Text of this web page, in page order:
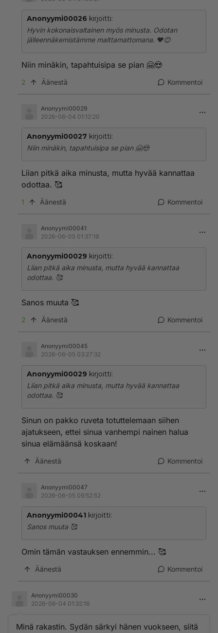
Anonyymi00026 kirjoitti:
Hyvin kokonaisvaltainen myös minusta. Odotan
jälleennäkemistämme malttamattomana. ❤️😊
Niin minäkin, tapahtuisipa se pian 🤗😍
2 Äänestä Kommentoi
Anonyymi00029
2026-06-04 01:12:20
Anonyymi00027 kirjoitti:
Niin minäkin, tapahtuisipa se pian 🤗😍
Liian pitkä aika minusta, mutta hyvää kannattaa
odottaa. 🥰
1 Äänestä Kommentoi
Anonyymi00041
2026-06-05 01:37:19
Anonyymi00029 kirjoitti:
Liian pitkä aika minusta, mutta hyvää kannattaa
odottaa. 🥰
Sanos muuta 🥰
2 Äänestä Kommentoi
Anonyymi00045
2026-06-05 03:27:32
Anonyymi00029 kirjoitti:
Liian pitkä aika minusta, mutta hyvää kannattaa
odottaa. 🥰
Sinun on pakko ruveta totuttelemaan siihen
ajatukseen, ettei sinua vanhempi nainen halua
sinua elämäänsä koskaan!
Äänestä Kommentoi
Anonyymi00047
2026-06-05 09:52:52
Anonyymi00041 kirjoitti:
Sanos muuta 🥰
Omin tämän vastauksen ennemmin... 🥰
Äänestä Kommentoi
Anonyymi00030
2026-06-04 01:32:16
Minä rakastin. Sydän särkyi hänen vuokseen, siitä